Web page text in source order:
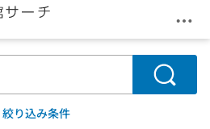
メ
検索
絞り込み条件